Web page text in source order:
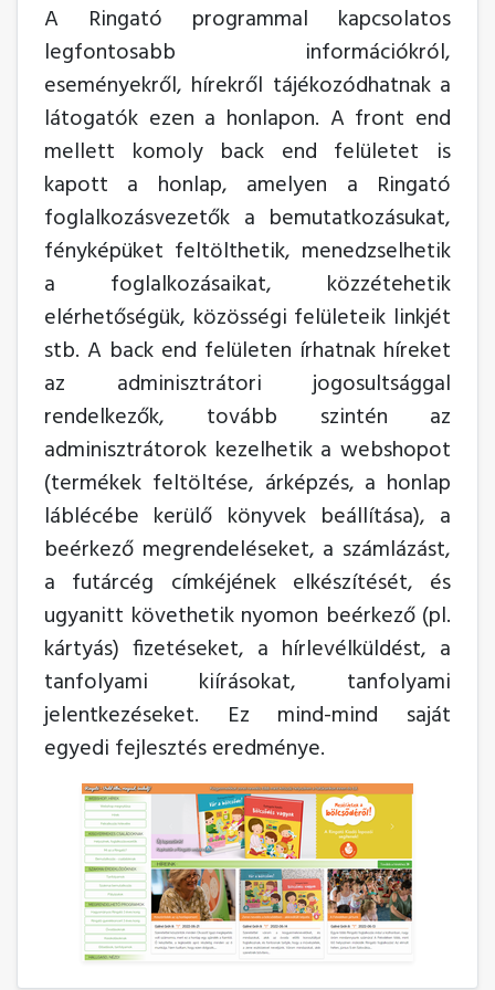
A Ringató programmal kapcsolatos
legfontosabb információkról,
eseményekről, hírekről tájékozódhatnak a
látogatók ezen a honlapon. A front end
mellett komoly back end felületet is
kapott a honlap, amelyen a Ringató
foglalkozásvezetők a bemutatkozásukat,
fényképüket feltölthetik, menedzselhetik
a foglalkozásaikat, közzétehetik
elérhetőségük, közösségi felületeik linkjét
stb. A back end felületen írhatnak híreket
az adminisztrátori jogosultsággal
rendelkezők, tovább szintén az
adminisztrátorok kezelhetik a webshopot
(termékek feltöltése, árképzés, a honlap
láblécébe kerülő könyvek beállítása), a
beérkező megrendeléseket, a számlázást,
a futárcég címkéjének elkészítését, és
ugyanitt követhetik nyomon beérkező (pl.
kártyás) fizetéseket, a hírlevélküldést, a
tanfolyami kiírásokat, tanfolyami
jelentkezéseket. Ez mind-mind saját
egyedi fejlesztés eredménye.